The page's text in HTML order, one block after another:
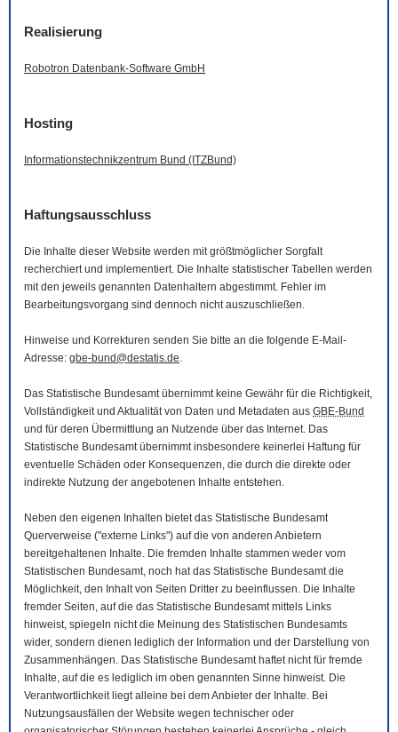
Realisierung
Robotron Datenbank-Software GmbH
Hosting
Informationstechnikzentrum Bund (ITZBund)
Haftungsausschluss
Die Inhalte dieser Website werden mit größtmöglicher Sorgfalt
recherchiert und implementiert. Die Inhalte statistischer Tabellen werden
mit den jeweils genannten Datenhaltern abgestimmt. Fehler im
Bearbeitungsvorgang sind dennoch nicht auszuschließen.
Hinweise und Korrekturen senden Sie bitte an die folgende E-Mail -
Adresse: gbe-bund@destatis.de.
Das Statistische Bundesamt übernimmt keine Gewähr für die Richtigkeit,
Vollständigkeit und Aktualität von Daten und Metadaten aus GBE-Bund
und für deren Übermittlung an Nutzende über das Internet. Das
Statistische Bundesamt übernimmt insbesondere keinerlei Haftung für
eventuelle Schäden oder Konsequenzen, die durch die direkte oder
indirekte Nutzung der angebotenen Inhalte entstehen.
Neben den eigenen Inhalten bietet das Statistische Bundesamt
Querverweise ("externe Links") auf die von anderen Anbietern
bereitgehaltenen Inhalte. Die fremden Inhalte stammen weder vom
Statistischen Bundesamt, noch hat das Statistische Bundesamt die
Möglichkeit, den Inhalt von Seiten Dritter zu beeinflussen. Die Inhalte
fremder Seiten, auf die das Statistische Bundesamt mittels Links
hinweist, spiegeln nicht die Meinung des Statistischen Bundesamts
wider, sondern dienen lediglich der Information und der Darstellung von
Zusammenhängen. Das Statistische Bundesamt haftet nicht für fremde
Inhalte, auf die es lediglich im oben genannten Sinne hinweist. Die
Verantwortlichkeit liegt alleine bei dem Anbieter der Inhalte. Bei
Nutzungsausfällen der Website wegen technischer oder